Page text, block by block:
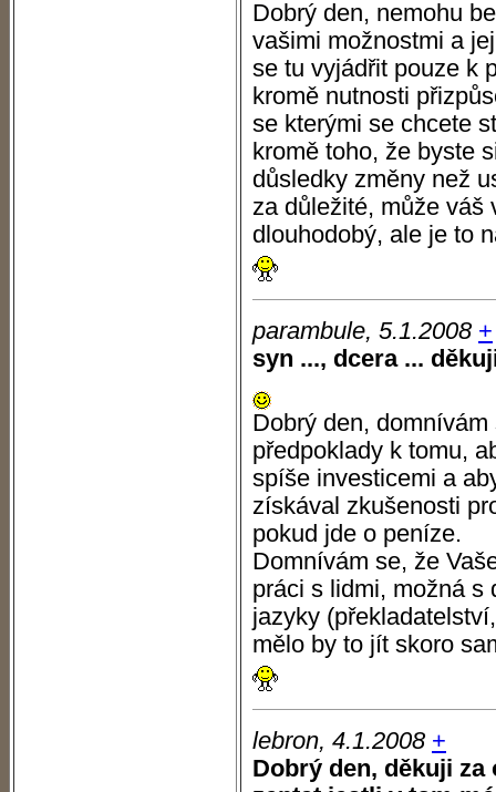
Dobrý den, nemohu
vašimi možnostmi a
se tu vyjádřit pouze k
kromě nutnosti
se kterými se chcete
kromě toho, že byste
důsledky změny než
za důležité, může váš
dlouhodobý, ale je to
parambule, 5.1.2008 +
syn ..., dcera ...
Dobrý den,
předpoklady k tomu,
spíše investicemi a
získával zkušenosti
pokud jde o peníze.
Domnívám se, že
práci s lidmi, možná s
jazyky
mělo by to jít skoro
lebron, 4.1.2008 +
Dobrý den, děkuji za